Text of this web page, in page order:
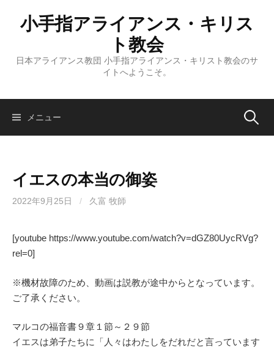
ス
小手指アライアンス・キリス
ト教会
日本アライアンス教団 小手指アライアンス・キリスト教会のサ
イトへようこそ。
メニュー 検
イエスの本当の御姿
2022年9月25日 / 久富 牧師
[youtube https://www.youtube.com/watch?v=dGZ80UycRVg?
rel=0]
※機材故障のため、動画は説教が途中からとなっています。
ご了承ください。
マルコの福音書９章１節～２９節
イエスは弟子たちに「人々はわたしをだれだと言っています